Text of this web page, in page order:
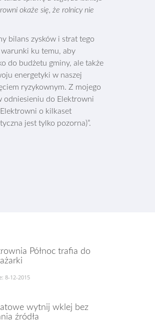
okaże się, że rolnicy nie
bilans zysków i strat tego
ku temu, aby
do budżetu gminy, ale także
energetyki w naszej
ryzykownym. Z mojego
odniesieniu do Elektrowni
o kilkaset
jest tylko pozorna)”.
Północ trafia do
8-12-2015
wytnij wklej bez
źródła